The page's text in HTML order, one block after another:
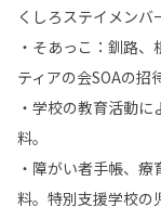
くしろステイメンバ
・そあっこ：釧路
ティアの会SOAの招
・学校の教育活動
料。
・障がい者手帳、
料。特別支援学校の